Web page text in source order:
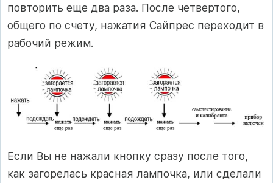
повторить еще два раза. После четвертого,
общего по счету, нажатия Сайпрес переходит в
рабочий режим.
Если Вы не нажали кнопку сразу после того,
как загорелась красная лампочка, или сделали